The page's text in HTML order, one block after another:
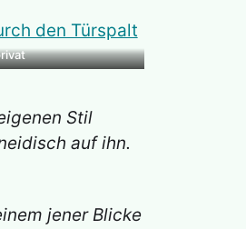
Stil
auf ihn.
jener Blicke